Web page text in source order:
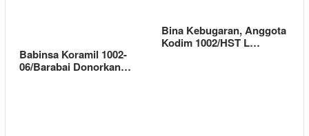
Babinsa Koramil 1002-
06/Barabai Donorkan…
Bina Kebugaran, Anggota
Kodim 1002/HST L…